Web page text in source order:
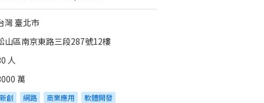
灣 臺北市
山區南京東路三段287號12樓
人
萬
新創 網路 商業應用
軟體開發